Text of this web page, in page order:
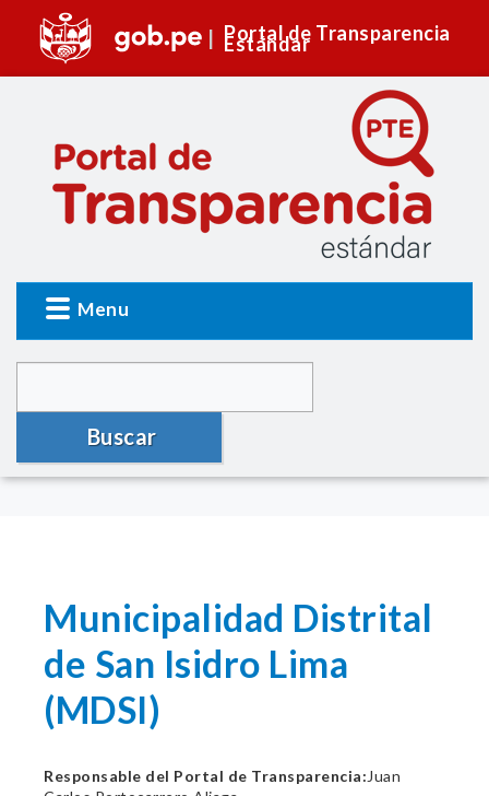
Portal de Transparencia
Estándar
Menu
Buscar
Municipalidad Distrital
de San Isidro Lima
(MDSI)
Responsable del Portal de Transparencia: Juan